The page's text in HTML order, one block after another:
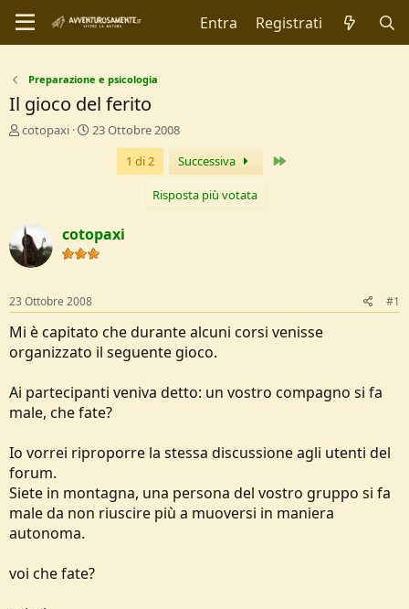
Entra Registrati
Preparazione e psicologia
Il gioco del ferito
C
r
e
D
c
u
s
s
o
n
cotopaxi
D
I
n
i
o
23 Ottobre 2008
1 di 2
Successiva
Risposta più votata
cotopaxi
23 Ottobre 2008 #1
Mi è capitato che durante alcuni corsi venisse
organizzato il seguente gioco.
Ai partecipanti veniva detto: un vostro compagno si fa
male, che fate?
Io vorrei riproporre la stessa discussione agli utenti del
forum.
Siete in montagna, una persona del vostro gruppo si fa
male da non riuscire più a muoversi in maniera
autonoma.
voi che fate?